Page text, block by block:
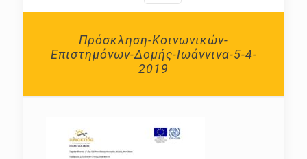
Πρόσκληση-Κοινωνικών-
Επιστημόνων-Δομής-Ιωάννινα-5-4-
2019